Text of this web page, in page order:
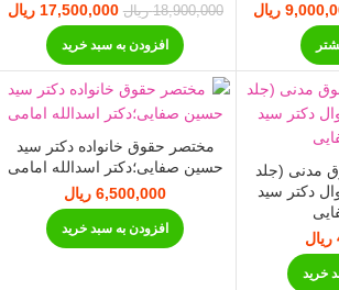
قیمت اصلی:
بود.
ریال
قیمت فعلی:
18,900,000 ریال
قیمت اصلی:
بود.
17,500,000 ریال
افزودن به سبد خرید
مدنی (جلد
دکتر سید
ریال
خرید
مختصر حقوق خانواده دکتر سید
حسین صفایی؛دکتر اسدالله امامی
6,500,000 ریال
افزودن به سبد خرید